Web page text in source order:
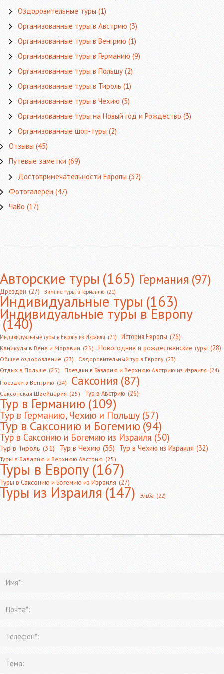
Оздоровительные туры(1)
Организованные туры в Австрию(3)
Организованные туры в Венгрию(1)
Организованные туры в Германию(9)
Организованные туры в Польшу(2)
Организованные туры в Тироль(1)
Организованные туры в Чехию(5)
Организованные туры на Новый год и Рождество(3)
Организованные шоп-туры(2)
Отзывы(45)
Путевые заметки(69)
Достопримечательности Европы(32)
Фотогалереи(47)
ЧаВо(17)
Авторские туры(165) Германия(97)
Дрезден (27) Зимние туры в Германию (21)
Индивидуальные туры(163)
Индивидуальные туры в Европу
(140)
Индивидуальные туры в Европу из Израиля (21) История Европы (26)
Каникулы в Вене и Моравии (25) Новогодние и рождественские туры (28)
Общее оздоровление (23) Оздоровительный тур в Европу (23)
Отдых в Польше (25) Поездки в Баварию и Верхнюю Австрию из Израиля (24)
Поездки в Венгрию (24) Саксония(87)
Саксонская Швейцария (25) Тур в Австрию (26)
Тур в Германию(109)
Тур в Германию, Чехию и Польшу (57)
Тур в Саксонию и Богемию(94)
Тур в Саксонию и Богемию из Израиля (50)
Тур в Тироль (31) Тур в Чехию (35) Тур в Чехию из Израиля (32)
Туры в Баварию и Верхнюю Австрию (25)
Туры в Европу(167)
Туры в Саксонию и Богемию из Израиля (27)
Туры из Израиля(147) Эльба (22)